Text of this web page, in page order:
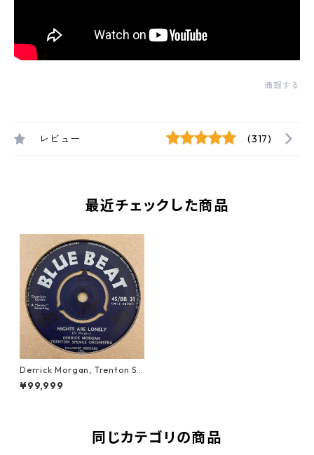
通報する
レビュー (317)
最近チェックした商品
Derrick Morgan, Trenton Sp
ence Orchestra - Nights Ar
e Lonely【7-21423】
¥99,999
同じカテゴリの商品